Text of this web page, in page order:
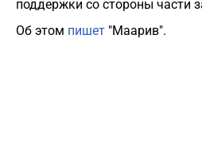
поддержки со стороны части
Об этом пишет "Маарив".